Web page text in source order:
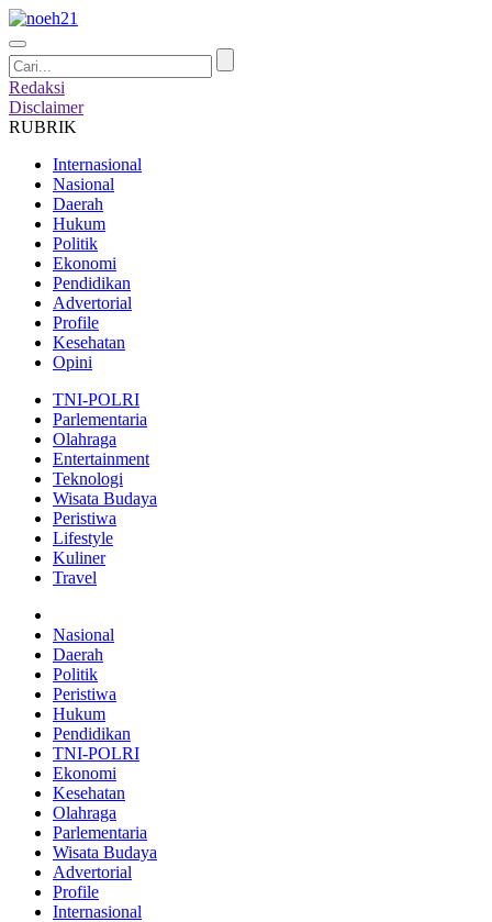
Redaksi
Disclaimer
RUBRIK
Internasional
Nasional
Daerah
Hukum
Politik
Ekonomi
Pendidikan
Advertorial
Profile
Kesehatan
Opini
TNI-POLRI
Parlementaria
Olahraga
Entertainment
Teknologi
Wisata Budaya
Peristiwa
Lifestyle
Kuliner
Travel
Nasional
Daerah
Politik
Peristiwa
Hukum
Pendidikan
TNI-POLRI
Ekonomi
Kesehatan
Olahraga
Parlementaria
Wisata Budaya
Advertorial
Profile
Internasional